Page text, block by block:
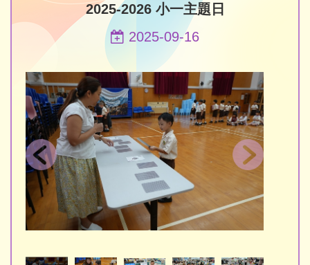
2025-2026 小一主題日
2025-09-16